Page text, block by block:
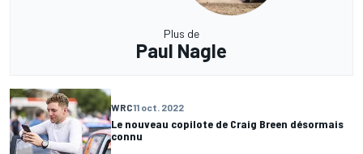
Plus de
Paul Nagle
WRC11 oct. 2022
Le nouveau copilote de Craig Breen désormais
connu